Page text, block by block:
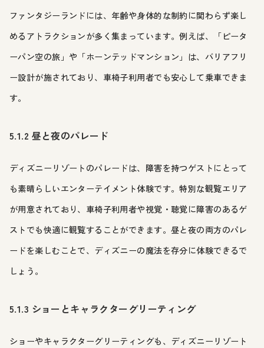
ファンタジーランドには、年齢や身体的な制約に関わらず楽し
めるアトラクションが多く集まっています。例えば、「ピータ
ーパン空の旅」や「ホーンテッドマンション」は、バリアフリ
ー設計が施されており、車椅子利用者でも安心して乗車できま
す。
5.1.2 昼と夜のパレード
ディズニーリゾートのパレードは、障害を持つゲストにとって
も素晴らしいエンターテイメント体験です。特別な観覧エリア
が用意されており、車椅子利用者や視覚・聴覚に障害のあるゲ
ストでも快適に観覧することができます。昼と夜の両方のパレ
ードを楽しむことで、ディズニーの魔法を存分に体験できるで
しょう。
5.1.3 ショーとキャラクターグリーティング
ショーやキャラクターグリーティングも、ディズニーリゾート